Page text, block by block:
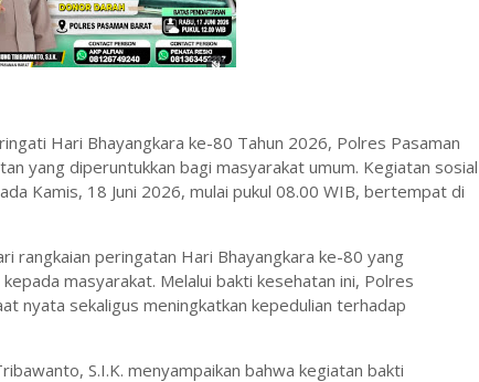
Hari Bhayangkara ke-80 Tahun 2026, Polres Pasaman
yang diperuntukkan bagi masyarakat umum. Kegiatan sosial
Kamis, 18 Juni 2026, mulai pukul 08.00 WIB, bertempat di
rangkaian peringatan Hari Bhayangkara ke-80 yang
masyarakat. Melalui bakti kesehatan ini, Polres
nyata sekaligus meningkatkan kepedulian terhadap
S.I.K. menyampaikan bahwa kegiatan bakti